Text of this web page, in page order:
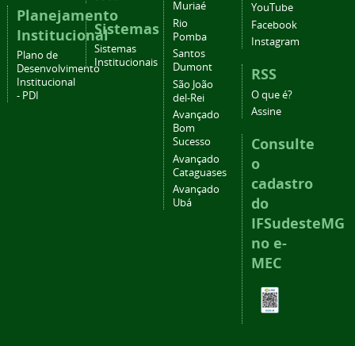
Planejamento
Institucional
Plano de
Desenvolvimento
Institucional
- PDI
Sistemas
Sistemas
Institucionais
Muriaé
Rio
Pomba
Santos
Dumont
São João
del-Rei
Avançado
Bom
Sucesso
Avançado
Cataguases
Avançado
Ubá
YouTube
Facebook
Instagram
RSS
O que é?
Assine
Consulte
o
cadastro
do
IFSudesteMG
no e-
MEC